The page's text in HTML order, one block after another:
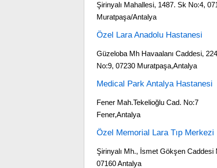
Şirinyalı Mahallesi, 1487. Sk No:4,
Muratpaşa/Antalya
Özel Lara Anadolu Hastanesi
Güzeloba Mh Havaalanı Caddesi,
No:9, 07230 Muratpaşa,Antalya
Medical Park Antalya Hastanesi
Fener Mah.Tekelioğlu Cad. No:7
Fener,Antalya
Özel Memorial Lara Tıp Merkezi
Şirinyalı Mh., İsmet Gökşen Caddesi
07160 Antalya